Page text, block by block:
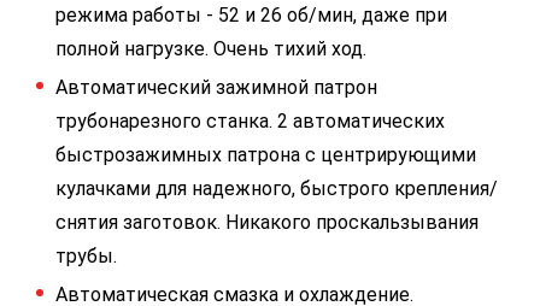
режима работы - 52 и 26 об/мин, даже при
полной нагрузке. Очень тихий ход.
Автоматический зажимной патрон
трубонарезного станка. 2 автоматических
быстрозажимных патрона с центрирующими
кулачками для надежного, быстрого крепления/
снятия заготовок. Никакого проскальзывания
трубы.
Автоматическая смазка и охлаждение.